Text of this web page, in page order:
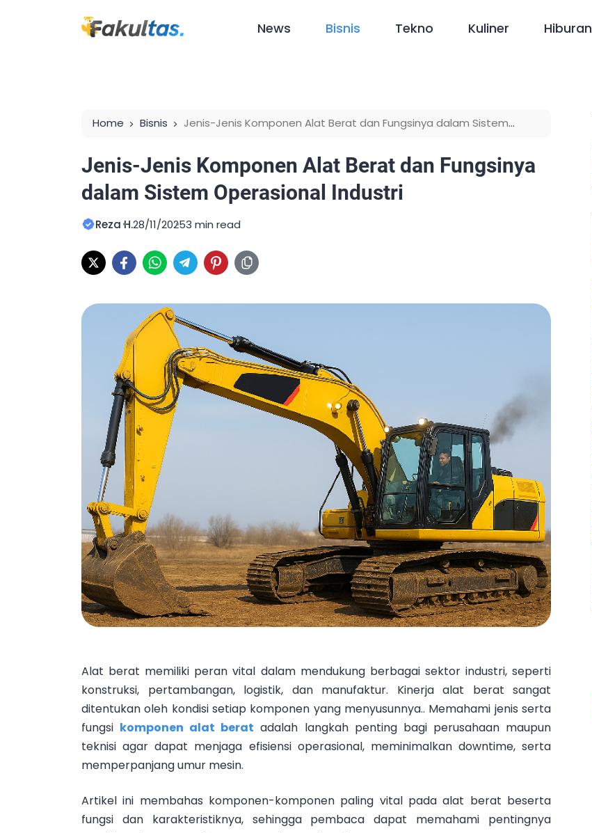
News Bisnis Tekno Kuliner Hiburan
Home Bisnis
Jenis-Jenis Komponen Alat Berat dan Fungsinya dalam Sistem
Jenis-Jenis Komponen Alat Berat dan Fungsinya
dalam Sistem Operasional Industri
Reza H.28/11/20253 min read
Alat berat memiliki peran vital dalam mendukung berbagai sektor industri, seperti
konstruksi, pertambangan, logistik, dan manufaktur. Kinerja alat berat sangat
ditentukan oleh kondisi setiap komponen yang menyusunnya.. Memahami jenis serta
fungsi komponen alat berat adalah langkah penting bagi perusahaan maupun
teknisi agar dapat menjaga efisiensi operasional, meminimalkan downtime, serta
memperpanjang umur mesin.
Artikel ini membahas komponen-komponen paling vital pada alat berat beserta
fungsi dan karakteristiknya, sehingga pembaca dapat memahami pentingnya